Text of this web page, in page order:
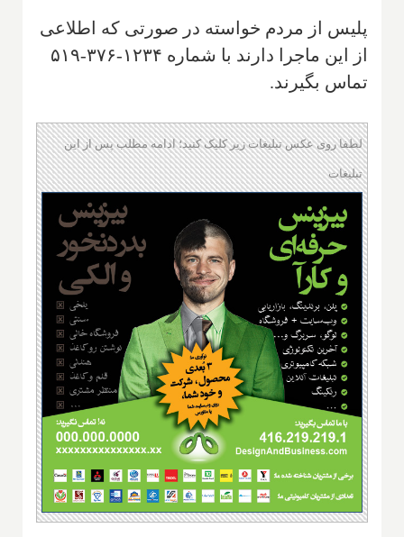
پلیس از مردم خواسته در صورتی که اطلاعی
از این ماجرا دارند با شماره ۱۲۳۴-۳۷۶-۵۱۹
تماس بگیرند.
لطفا روی عکس تبلیغات زیر کلیک کنید؛ ادامه مطلب پس از این
تبلیغات